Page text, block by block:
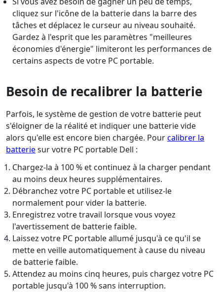
cliquez sur l'icône de la batterie dans la barre des
tâches et déplacez le curseur au niveau souhaité.
Gardez à l'esprit que les paramètres "meilleures
économies d'énergie" limiteront les performances de
certains aspects de votre PC portable.
Besoin de recalibrer la batterie
Parfois, le système de gestion de votre batterie peut
s'éloigner de la réalité et indiquer une batterie vide
alors qu'elle est encore bien chargée. Pourcalibrer la
batteriesur votre PC portable Dell :
Chargez-la à 100 % et continuez à la charger pendant
au moins deux heures supplémentaires.
Débranchez votre PC portable et utilisez-le
normalement pour vider la batterie.
Enregistrez votre travail lorsque vous voyez
l'avertissement de batterie faible.
Laissez votre PC portable allumé jusqu'à ce qu'il se
mette en veille automatiquement à cause du niveau
de batterie faible.
Attendez au moins cinq heures, puis chargez votre PC
portable jusqu'à 100 % sans interruption.